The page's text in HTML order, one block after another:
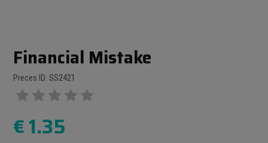
Financial Mistake
Preces ID: SS2421
€1.35